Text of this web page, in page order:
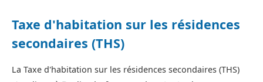
Taxe d'habitation sur les résidences
secondaires (THS)
La Taxe d'habitation sur les résidences secondaires (THS)